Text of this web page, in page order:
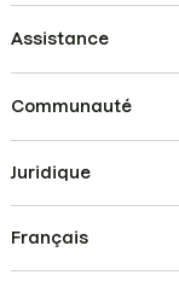
Assistance
Communauté
Juridique
Français